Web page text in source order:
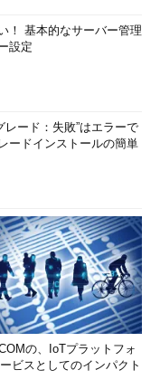
！ 基本的なサーバー管理
設定
レード：失敗”はエラーで
ドインストールの簡単
の、IoTプラットフォ
ビスとしてのインパクト